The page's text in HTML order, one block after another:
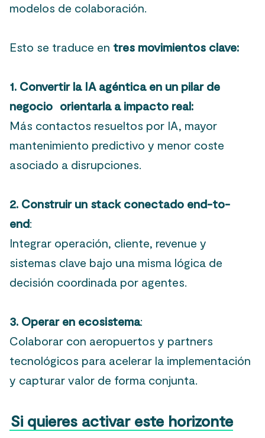
modelos de colaboración.
Esto se traduce en tres movimientos clave:
1. Convertir la IA agéntica en un pilar de
negocio orientarla a impacto real:
Más contactos resueltos por IA, mayor
mantenimiento predictivo y menor coste
asociado a disrupciones.
2. Construir un stack conectado end-to-
end:
Integrar operación, cliente, revenue y
sistemas clave bajo una misma lógica de
decisión coordinada por agentes.
3. Operar en ecosistema:
Colaborar con aeropuertos y partners
tecnológicos para acelerar la implementación
y capturar valor de forma conjunta.
Si quieres activar este horizonte